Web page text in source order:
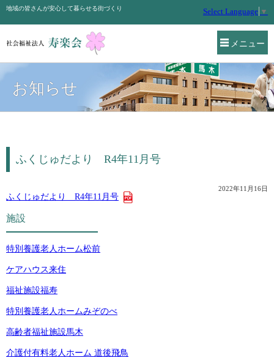
メニュー
地域の皆さんが安心して暮らせる街づくり Select Language ▼
お知らせ
ふくじゅだより R4年11月号
2022年11月16日
ふくじゅだより R4年11月号
施設
特別養護老人ホーム松前
ケアハウス来住
福祉施設福寿
特別養護老人ホームみぞのべ
高齢者福祉施設馬木
介護付有料老人ホーム 道後飛鳥